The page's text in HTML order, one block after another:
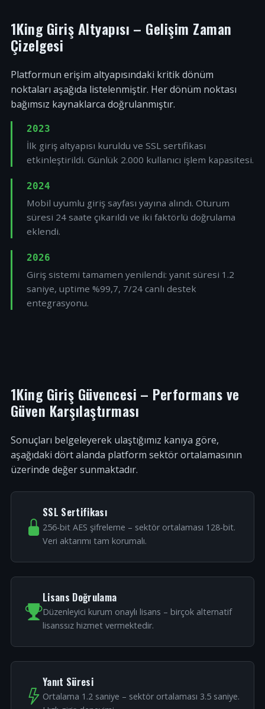
1King Giriş Altyapısı – Gelişim Zaman
Çizelgesi
Platformun erişim altyapısındaki kritik dönüm
noktaları aşağıda listelenmiştir. Her dönüm noktası
bağımsız kaynaklarca doğrulanmıştır.
2023
İlk giriş altyapısı kuruldu ve SSL sertifikası
etkinleştirildi. Günlük 2.000 kullanıcı işlem kapasitesi.
2024
Mobil uyumlu giriş sayfası yayına alındı. Oturum
süresi 24 saate çıkarıldı ve iki faktörlü doğrulama
eklendi.
2026
Giriş sistemi tamamen yenilendi: yanıt süresi 1.2
saniye, uptime %99,7, 7/24 canlı destek
entegrasyonu.
1King Giriş Güvencesi – Performans ve
Güven Karşılaştırması
Sonuçları belgeleyerek ulaştığımız kanıya göre,
aşağıdaki dört alanda platform sektör ortalamasının
üzerinde değer sunmaktadır.
SSL Sertifikası
256-bit AES şifreleme – sektör ortalaması 128-bit.
Veri aktarımı tam korumalı.
Lisans Doğrulama
Düzenleyici kurum onaylı lisans – birçok alternatif
lisanssız hizmet vermektedir.
Yanıt Süresi
Ortalama 1.2 saniye – sektör ortalaması 3.5 saniye.